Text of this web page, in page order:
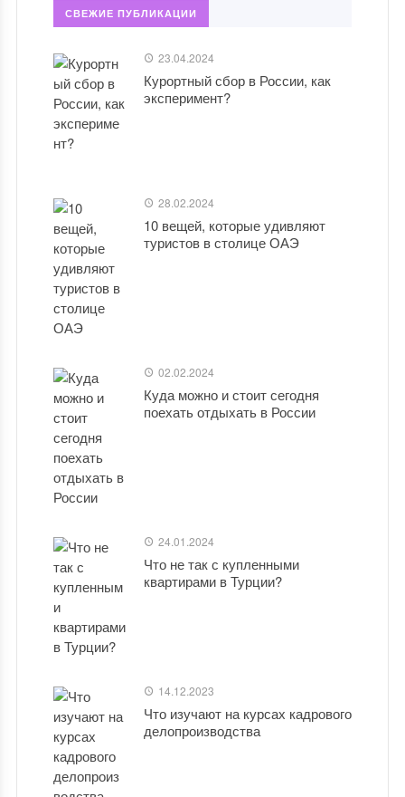
СВЕЖИЕ ПУБЛИКАЦИИ
23.04.2024
Курортный сбор в России, как
эксперимент?
28.02.2024
10 вещей, которые удивляют
туристов в столице ОАЭ
02.02.2024
Куда можно и стоит сегодня
поехать отдыхать в России
24.01.2024
Что не так с купленными
квартирами в Турции?
14.12.2023
Что изучают на курсах кадрового
делопроизводства